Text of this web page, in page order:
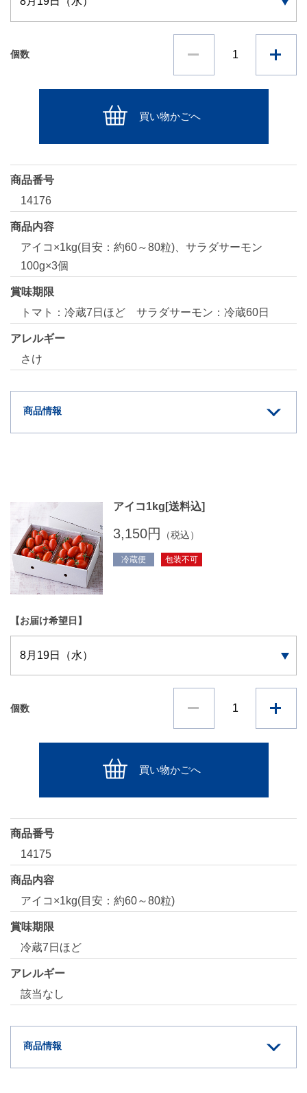
個数
買い物かごへ
商品番号
14176
商品内容
アイコ×1kg(目安：約60～80粒)、サラダサーモン
100g×3個
賞味期限
トマト：冷蔵7日ほど サラダサーモン：冷蔵60日
アレルギー
さけ
商品情報
アイコ1kg[送料込]
3,150円 （税込）
冷蔵便 包装不可
【お届け希望日】
個数
買い物かごへ
商品番号
14175
商品内容
アイコ×1kg(目安：約60～80粒)
賞味期限
冷蔵7日ほど
アレルギー
該当なし
商品情報